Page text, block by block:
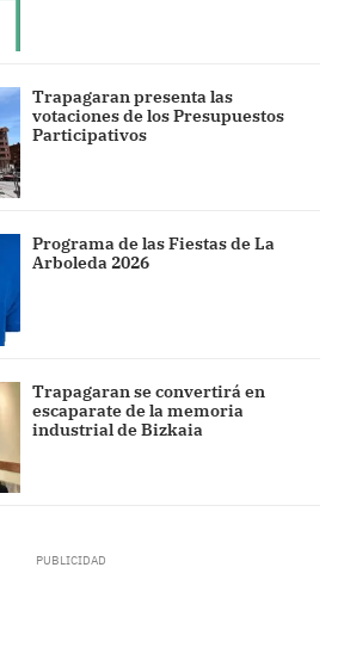
Trapagaran presenta las
votaciones de los Presupuestos
Participativos
Programa de las Fiestas de La
Arboleda 2026
Trapagaran se convertirá en
escaparate de la memoria
industrial de Bizkaia